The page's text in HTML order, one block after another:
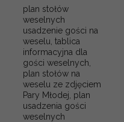
plan stołów
weselnych
usadzenie gości na
weselu, tablica
informacyjna dla
gości weselnych,
plan stołów na
weselu ze zdjęciem
Pary Młodej, plan
usadzenia gości
weselnych